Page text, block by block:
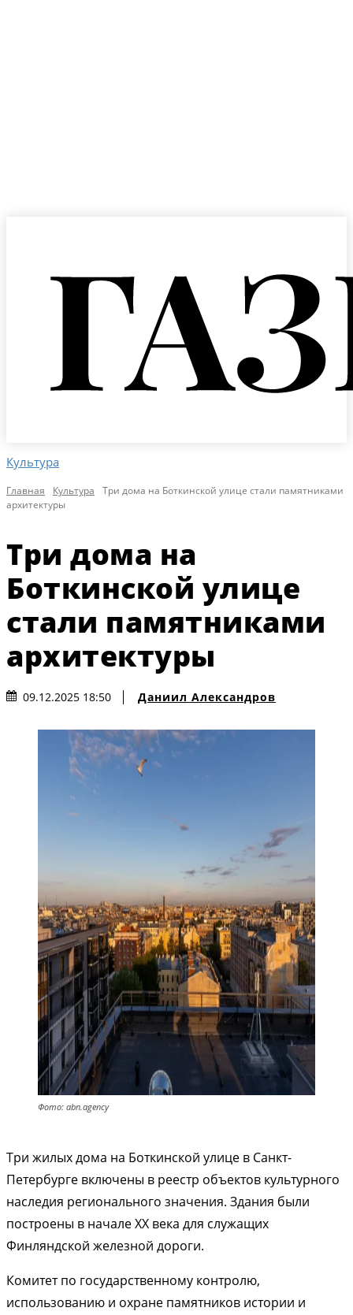
Культура
Главная Культура
Три дома на Боткинской улице стали памятниками
архитектуры
Три дома на
Боткинской улице
стали памятниками
архитектуры
09.12.2025 18:50 Даниил Александров
Фото: abn.agency
Три жилых дома на Боткинской улице в Санкт-
Петербурге включены в реестр объектов культурного
наследия регионального значения. Здания были
построены в начале XX века для служащих
Финляндской железной дороги.
Комитет по государственному контролю,
использованию и охране памятников истории и